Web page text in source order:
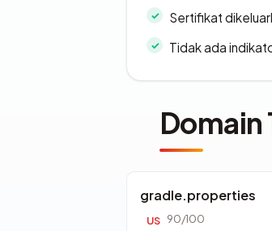
Sertifikat
Tidak ada
Domain
gradle.properties
US 90/100